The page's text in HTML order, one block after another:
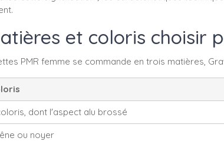
et coloris choisir
PMR femme se commande en trois matières,
dont l'aspect alu brossé
ou noyer